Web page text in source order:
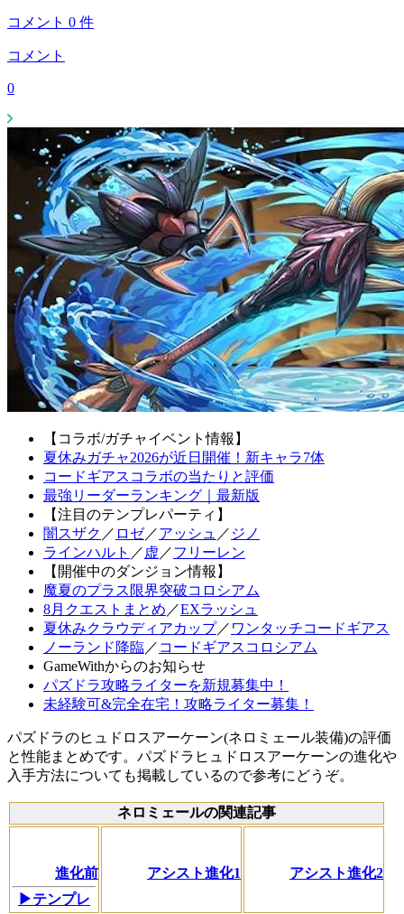
コメント 0 件
コメント
0
【コラボ/ガチャイベント情報】
夏休みガチャ2026が近日開催！新キャラ7体
コードギアスコラボの当たりと評価
最強リーダーランキング｜最新版
【注目のテンプレパーティ】
闇スザク ／ ロゼ／アッシュ ／ ジノ
ラインハルト ／ 虚 ／フリーレン
【開催中のダンジョン情報】
魔夏のプラス限界突破コロシアム
8月クエストまとめ ／EXラッシュ
夏休みクラウディアカップ／ ワンタッチコードギアス
ノーランド降臨／ コードギアスコロシアム
GameWithからのお知らせ
パズドラ攻略ライターを新規募集中！
未経験可&完全在宅！攻略ライター募集！
パズドラのヒュドロスアーケーン(ネロミェール装備)の評価
と性能まとめです。パズドラヒュドロスアーケーンの進化や
入手方法についても掲載しているので参考にどうぞ。
ネロミェールの関連記事
進化前
▶テンプレ
アシスト進化1 アシスト進化2